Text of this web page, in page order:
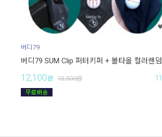
버디79
버디79 SUM Clip 퍼터키퍼 + 볼타올 컬러랜덤
12,100원 13,500원 11